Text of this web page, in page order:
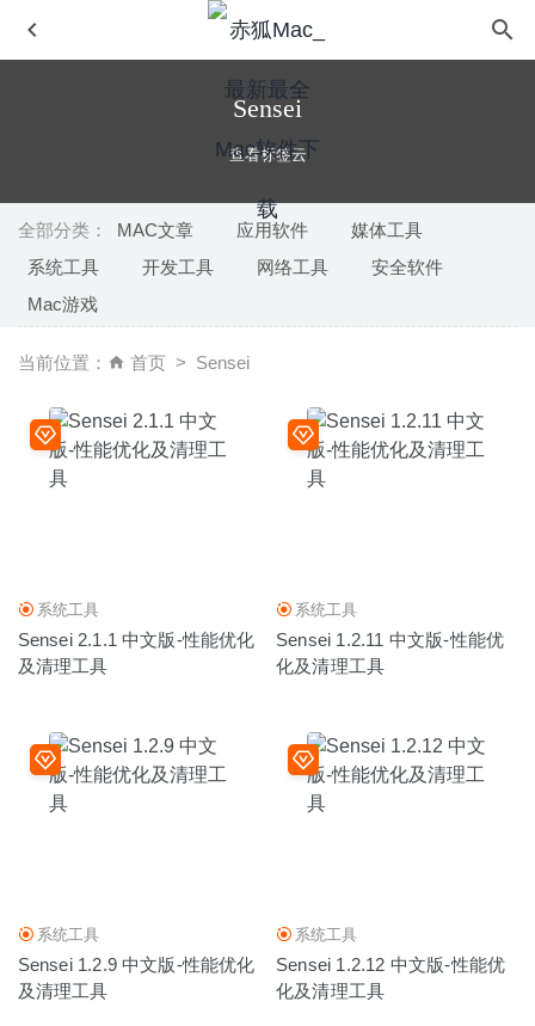
Sensei
查看标签云
全部分类： MAC文章 应用软件
媒体工具
系统工具
开发工具 网络工具
安全软件
Mac游戏
当前位置： 首页 Sensei
系统工具
Sensei 2.1.1 中文版-性能优化
及清理工具
系统工具
Sensei 1.2.11 中文版-性能优
化及清理工具
系统工具
Sensei 1.2.9 中文版-性能优化
及清理工具
系统工具
Sensei 1.2.12 中文版-性能优
化及清理工具
Deliver Express 2.7.12 – 快速的FTP传输工具 2025-12-14
Stacks (RapidWeaver plugin) 4.2.5 – 易用的RapidWeaver
esiGN for Numbers – Templates 5.0.4 中文版-400多种高
质量Numbers模板合集 2020-07-29
Tipard Mac Video Converter Ultimate 9.2.28 – 视频转换工